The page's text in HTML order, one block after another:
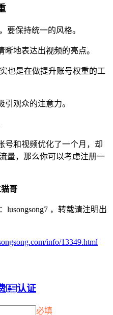
要保持统一的风格。
晰地表达出视频的亮点。
也是在做提升账号权重的工
观众的注意力。
号和视频优化了一个月，却
量，那么你可以考虑注册一
哥
lusongsong7 ，转载请注明出
info/13349.html
认证
必填